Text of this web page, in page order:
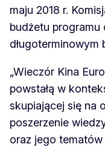
maju 2018 r.
budżetu programu
długoterminowym
„Wieczór Kina
powstałą w
skupiającej się na
poszerzenie
oraz jego